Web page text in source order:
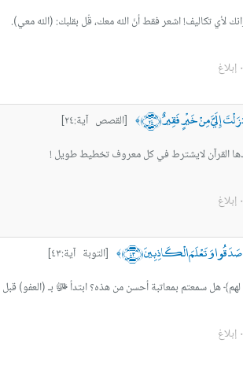
لأي تكاليف! اشعر فقط أنّ الله معك، قُل بقلبك: (الله معي).
٠ إبلاغ
إِلَيَّ مِنْ خَيْرٍ فَقِيرٌ ﴿٢٤﴾ ﴾
[القصص آية:٢٤]
القرآن لايشترط في كل معروف تخطيط طويل !
٠ إبلاغ
وَتَعْلَمَ الْكَاذِبِينَ ﴿٤٣﴾ ﴾
[التوبة آية:٤٣]
هل سمعتم بمعاتبة أحسن من هذه؟ ابتدأ ﷻ بـ (العفو) قبل
٠ إبلاغ